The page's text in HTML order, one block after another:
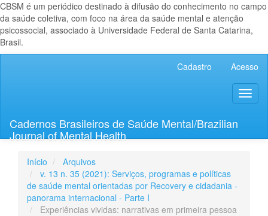
CBSM é um periódico destinado à difusão do conhecimento no campo
da saúde coletiva, com foco na área da saúde mental e atenção
psicossocial, associado à Universidade Federal de Santa Catarina,
Brasil.
Lateral
Cadastro Acesso
Cadernos Brasileiros de Saúde Mental/Brazilian
Journal of Mental Health
Início
Arquivos
v. 13 n. 35 (2021): Serviços, programas e políticas
de saúde mental orientadas por Recovery e cidadania -
panorama internacional - Parte I
Experiências vividas: narrativas em primeira pessoa